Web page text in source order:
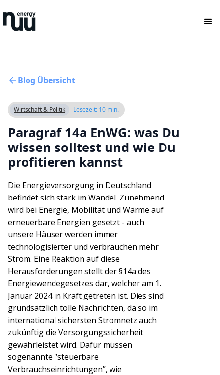
Blog Übersicht
Wirtschaft & Politik Lesezeit: 10 min.
Paragraf 14a EnWG: was Du
wissen solltest und wie Du
profitieren kannst
Die Energieversorgung in Deutschland
befindet sich stark im Wandel. Zunehmend
wird bei Energie, Mobilität und Wärme auf
erneuerbare Energien gesetzt - auch
unsere Häuser werden immer
technologisierter und verbrauchen mehr
Strom. Eine Reaktion auf diese
Herausforderungen stellt der §14a des
Energiewendegesetzes dar, welcher am 1.
Januar 2024 in Kraft getreten ist. Dies sind
grundsätzlich tolle Nachrichten, da so im
international sichersten Stromnetz auch
zukünftig die Versorgungssicherheit
gewährleistet wird. Dafür müssen
sogenannte “steuerbare
Verbrauchseinrichtungen”, wie